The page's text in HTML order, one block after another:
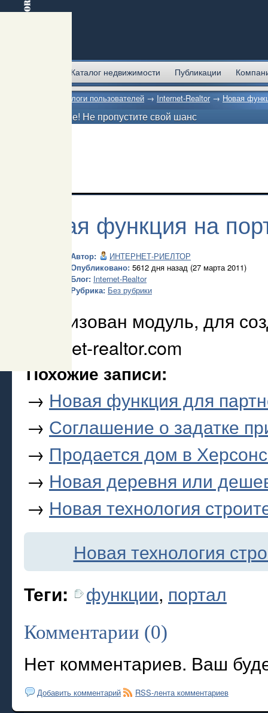
Каталог недвижимости Публикации
Блоги пользователей → Internet-Realtor→ Новая
Внимание! Не пропустите свой шанс
Новая функция на
Автор:
ИНТЕРНЕТ-РИЕЛТОР
Опубликовано: 5612 дня назад (27 марта 2011)
Блог: Internet-Realtor
Рубрика: Без рубрики
Реализован модуль, для
internet-realtor.com
Похожие записи:
→ Новая функция для
→ Соглашение о задатке
→ Продается дом в
→ Новая деревня или
→ Новая технология
Новая технология
Теги: функции, портал
Комментарии (0)
Нет комментариев. Ваш
Добавить комментарий RSS-лента комментариев